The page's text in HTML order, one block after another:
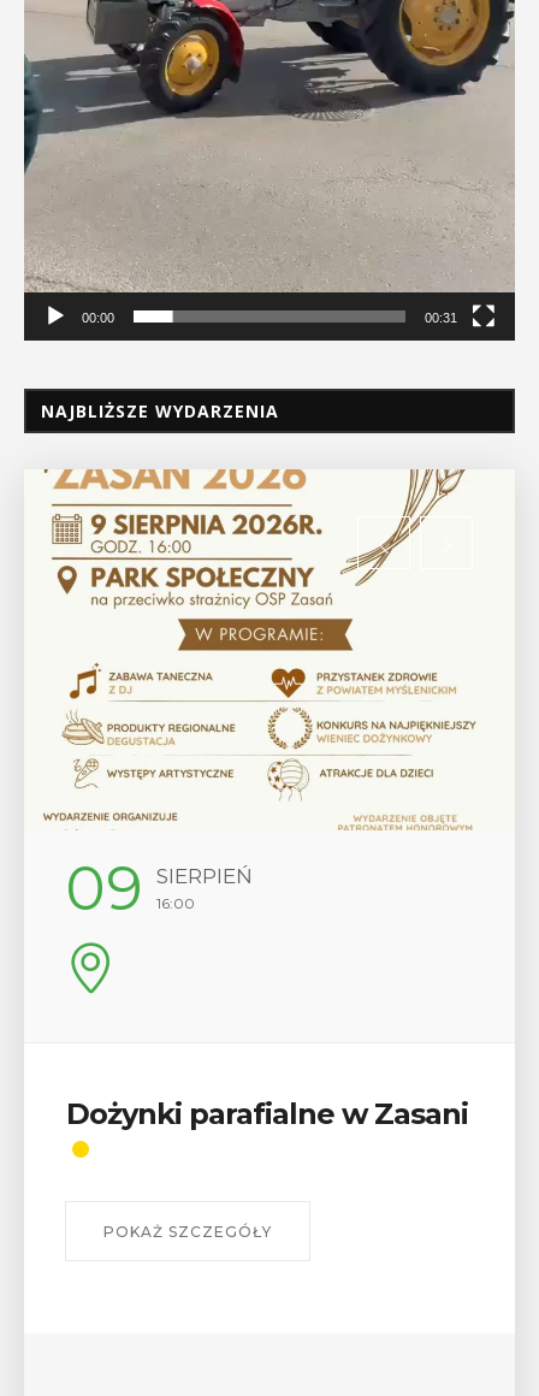
00:00 00:31
NAJBLIŻSZE WYDARZENIA
12 SIERPIEŃ
17:00
Wykład „Jak zdobyć
odznaki na myślenickich
W środę 12 sierpnia o godz. 17 w Miejskiej